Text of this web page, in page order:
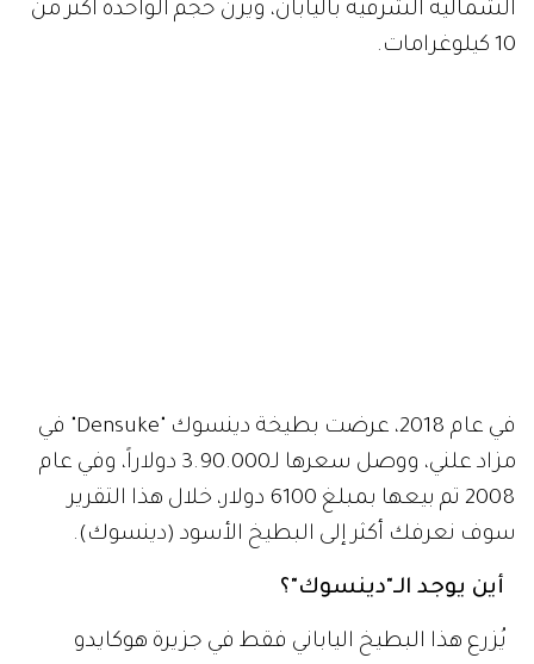
الشمالية الشرقية باليابان، ويزن حجم الواحدة أكثر من
10 كيلوغرامات.
في عام 2018، عرضت بطيخة دينسوك "Densuke" في
مزاد علني، ووصل سعرها لـ3.90.000 دولاراً، وفي عام
2008 تم بيعها بمبلغ 6100 دولار، خلال هذا التقرير
سوف نعرفك أكثر إلى البطيخ الأسود (دينسوك).
أين يوجد الـ"دينسوك"؟
يُزرع هذا البطيخ الياباني فقط في جزيرة هوكايدو